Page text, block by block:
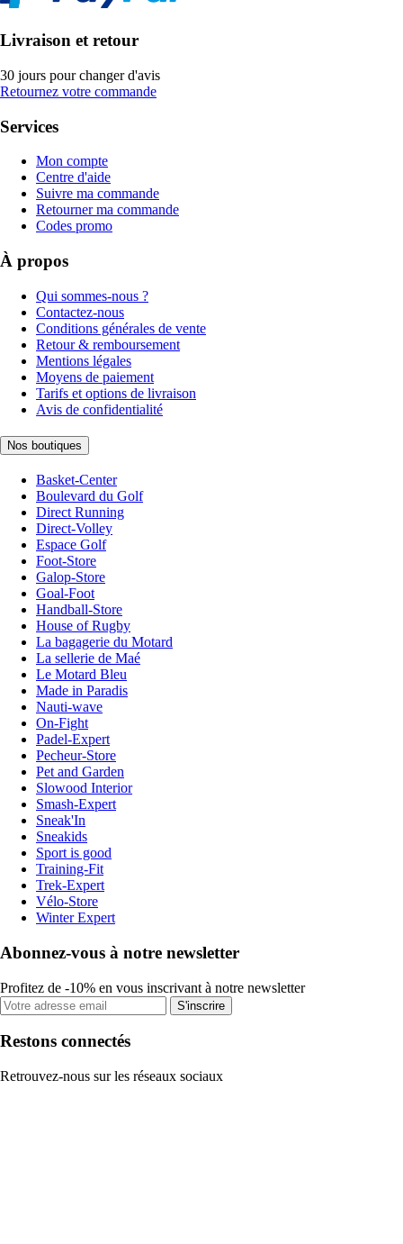
Livraison et retour
30 jours pour changer d'avis
Retournez votre commande
Services
Mon compte
Centre d'aide
Suivre ma commande
Retourner ma commande
Codes promo
À propos
Qui sommes-nous ?
Contactez-nous
Conditions générales de vente
Retour & remboursement
Mentions légales
Moyens de paiement
Tarifs et options de livraison
Avis de confidentialité
Nos boutiques
Basket-Center
Boulevard du Golf
Direct Running
Direct-Volley
Espace Golf
Foot-Store
Galop-Store
Goal-Foot
Handball-Store
House of Rugby
La bagagerie du Motard
La sellerie de Maé
Le Motard Bleu
Made in Paradis
Nauti-wave
On-Fight
Padel-Expert
Pecheur-Store
Pet and Garden
Slowood Interior
Smash-Expert
Sneak'In
Sneakids
Sport is good
Training-Fit
Trek-Expert
Vélo-Store
Winter Expert
Abonnez-vous à notre newsletter
Profitez de -10% en vous inscrivant à notre newsletter
S'inscrire
Restons connectés
Retrouvez-nous sur les réseaux sociaux